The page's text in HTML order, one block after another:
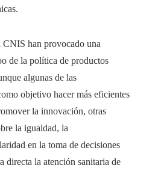
CNIS han provocado una
de la política de productos
algunas de las
objetivo hacer más eficientes
la innovación, otras
la igualdad, la
en la toma de decisiones
directa la atención sanitaria de